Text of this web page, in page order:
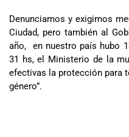
Denunciamos y exigimos
Ciudad, pero también al
año, en nuestro país hubo
31 hs, el Ministerio de la
efectivas la protección para
género”.